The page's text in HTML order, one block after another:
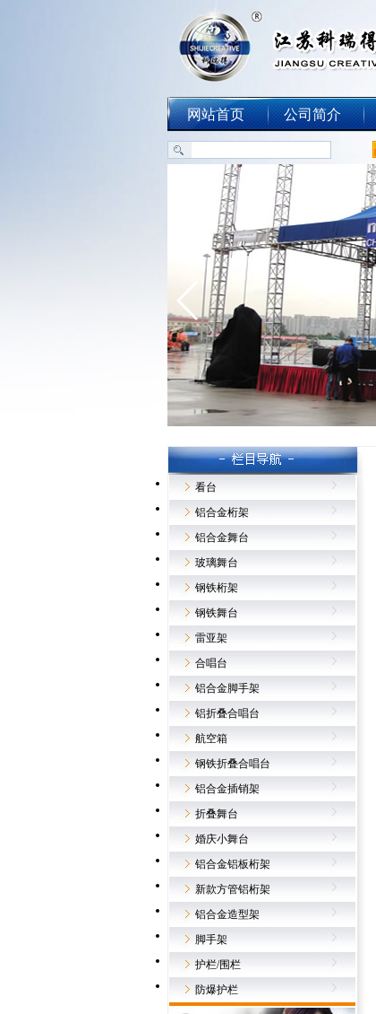
网站首页 公司简介
看台
铝合金桁架
铝合金舞台
玻璃舞台
钢铁桁架
钢铁舞台
雷亚架
合唱台
铝合金脚手架
铝折叠合唱台
航空箱
钢铁折叠合唱台
铝合金插销架
折叠舞台
婚庆小舞台
铝合金铝板桁架
新款方管铝桁架
铝合金造型架
脚手架
护栏/围栏
防爆护栏